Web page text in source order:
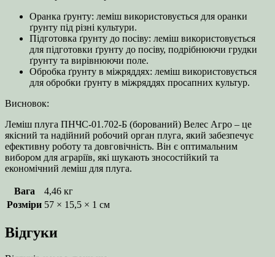
Оранка ґрунту: леміш використовується для оранки
ґрунту під різні культури.
Підготовка ґрунту до посіву: леміш використовується
для підготовки ґрунту до посіву, подрібнюючи грудки
ґрунту та вирівнюючи поле.
Обробка ґрунту в міжряддях: леміш використовується
для обробки ґрунту в міжряддях просапних культур.
Висновок:
Леміш плуга ПНЧС-01.702-Б (борований) Велес Агро – це
якісний та надійний робочий орган плуга, який забезпечує
ефективну роботу та довговічність. Він є оптимальним
вибором для аграріїв, які шукають зносостійкий та
економічний леміш для плуга.
Вага
4,46 кг
Розміри 57 × 15,5 × 1 см
Відгуки